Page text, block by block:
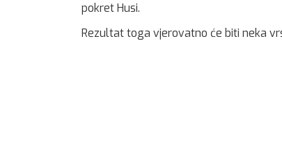
pokret Husi.
Rezultat toga vjerovatno će biti neka